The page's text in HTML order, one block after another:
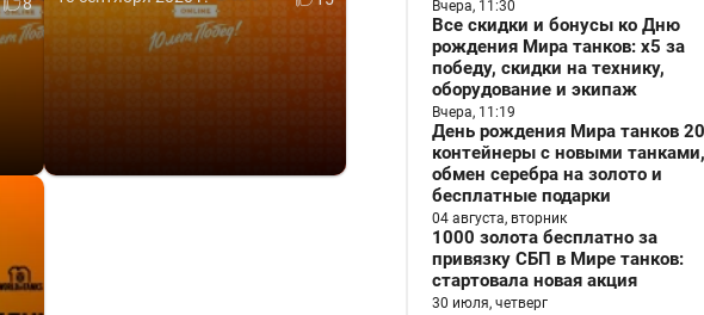
Вчера, 11:30
Все скидки и бонусы ко Дню
рождения Мира танков: x5 за
победу, скидки на технику,
оборудование и экипаж
Вчера, 11:19
День рождения Мира танков
контейнеры с новыми танками,
обмен серебра на золото и
бесплатные подарки
04 августа, вторник
1000 золота бесплатно за
привязку СБП в Мире танков:
стартовала новая акция
30 июля, четверг